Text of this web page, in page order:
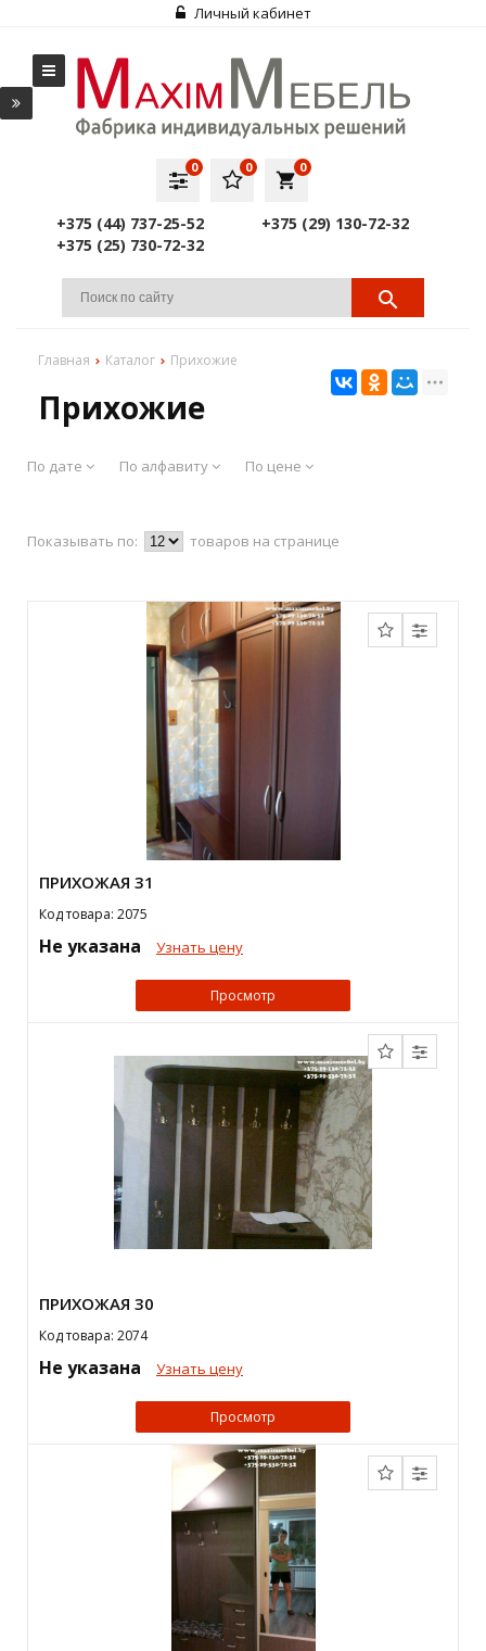
Личный кабинет
local_grocery_store
0
0
0
+375 (44) 737-25-52
+375 (29) 130-72-32
+375 (25) 730-72-32
Главная Каталог Прихожие
Прихожие
По дате По алфавиту По цене
Показывать по: товаров на странице
ПРИХОЖАЯ 31
Код товара: 2075
Не указана Узнать цену
Просмотр
ПРИХОЖАЯ 30
Код товара: 2074
Не указана Узнать цену
Просмотр